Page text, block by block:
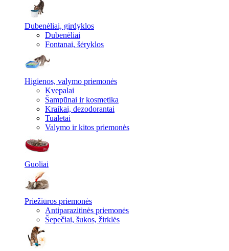
Dubenėliai, girdyklos
Dubenėliai
Fontanai, šėryklos
Higienos, valymo priemonės
Kvepalai
Šampūnai ir kosmetika
Kraikai, dezodorantai
Tualetai
Valymo ir kitos priemonės
Guoliai
Priežiūros priemonės
Antiparazitinės priemonės
Šepečiai, šukos, žirklės